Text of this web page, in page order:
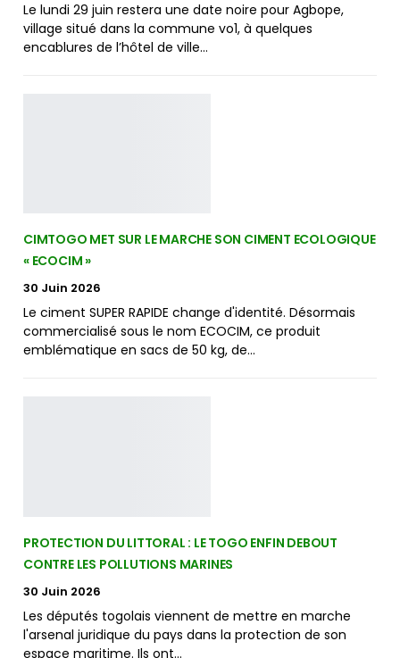
Le lundi 29 juin restera une date noire pour Agbope,
village situé dans la commune vo1, à quelques
encablures de l’hôtel de ville…
CIMTOGO MET SUR LE MARCHE SON CIMENT ECOLOGIQUE
« ECOCIM »
30 Juin 2026
Le ciment SUPER RAPIDE change d'identité. Désormais
commercialisé sous le nom ECOCIM, ce produit
emblématique en sacs de 50 kg, de…
PROTECTION DU LITTORAL : LE TOGO ENFIN DEBOUT
CONTRE LES POLLUTIONS MARINES
30 Juin 2026
Les députés togolais viennent de mettre en marche
l'arsenal juridique du pays dans la protection de son
espace maritime. Ils ont…